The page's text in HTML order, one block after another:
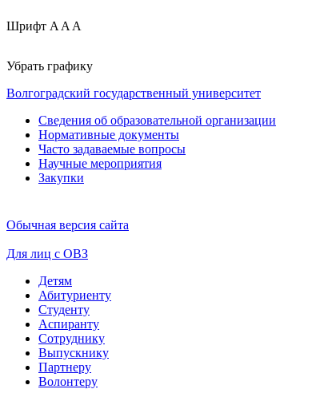
Шрифт A A A
Убрать графику
Волгоградский государственный университет
Сведения об образовательной организации
Нормативные документы
Часто задаваемые вопросы
Научные мероприятия
Закупки
Обычная версия сайта
Для лиц с ОВЗ
Детям
Абитуриенту
Студенту
Аспиранту
Сотруднику
Выпускнику
Партнеру
Волонтеру